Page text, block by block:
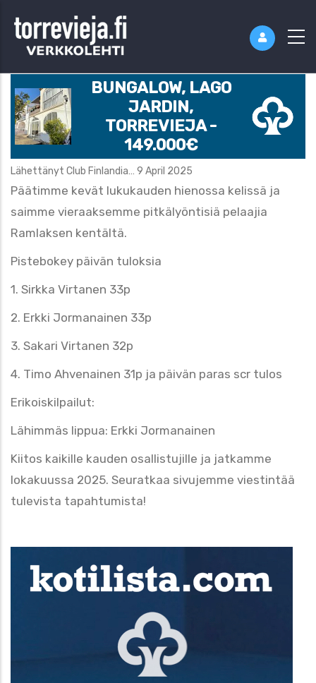
BUNGALOW, LAGO
JARDIN,
TORREVIEJA -
149.000€
Lähettänyt Club Finlandia… 9 April 2025
Päätimme kevät lukukauden hienossa kelissä ja
saimme vieraaksemme pitkälyöntisiä pelaajia
Ramlaksen kentältä.
Pistebokey päivän tuloksia
1. Sirkka Virtanen 33p
2. Erkki Jormanainen 33p
3. Sakari Virtanen 32p
4. Timo Ahvenainen 31p ja päivän paras scr tulos
Erikoiskilpailut:
Lähimmäs lippua: Erkki Jormanainen
Kiitos kaikille kauden osallistujille ja jatkamme
lokakuussa 2025. Seuratkaa sivujemme viestintää
tulevista tapahtumista!